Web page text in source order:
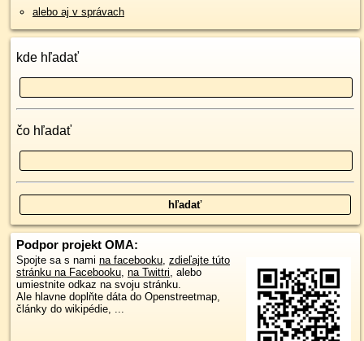
alebo aj v správach
kde hľadať
čo hľadať
Podpor projekt OMA:
Spojte sa s nami na facebooku, zdieľajte túto
stránku na Facebooku, na Twittri, alebo
umiestnite odkaz na svoju stránku.
Ale hlavne doplňte dáta do Openstreetmap,
články do wikipédie, ...